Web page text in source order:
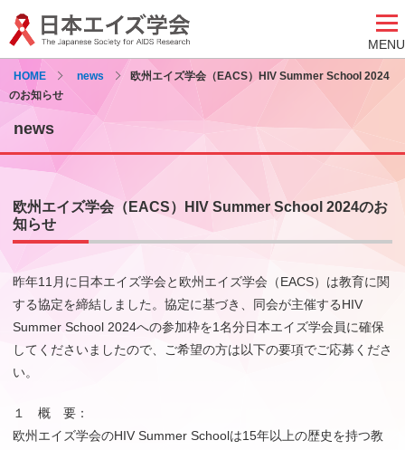
MENU
HOME news
欧州エイズ学会（EACS）HIV Summer School 2024
のお知らせ
news
欧州エイズ学会（EACS）HIV Summer School 2024のお
知らせ
昨年11月に日本エイズ学会と欧州エイズ学会（EACS）は教育に関
する協定を締結しました。協定に基づき、同会が主催するHIV
Summer School 2024への参加枠を1名分日本エイズ学会員に確保
してくださいましたので、ご希望の方は以下の要項でご応募くださ
い。
１ 概 要：
欧州エイズ学会のHIV Summer Schoolは15年以上の歴史を持つ教